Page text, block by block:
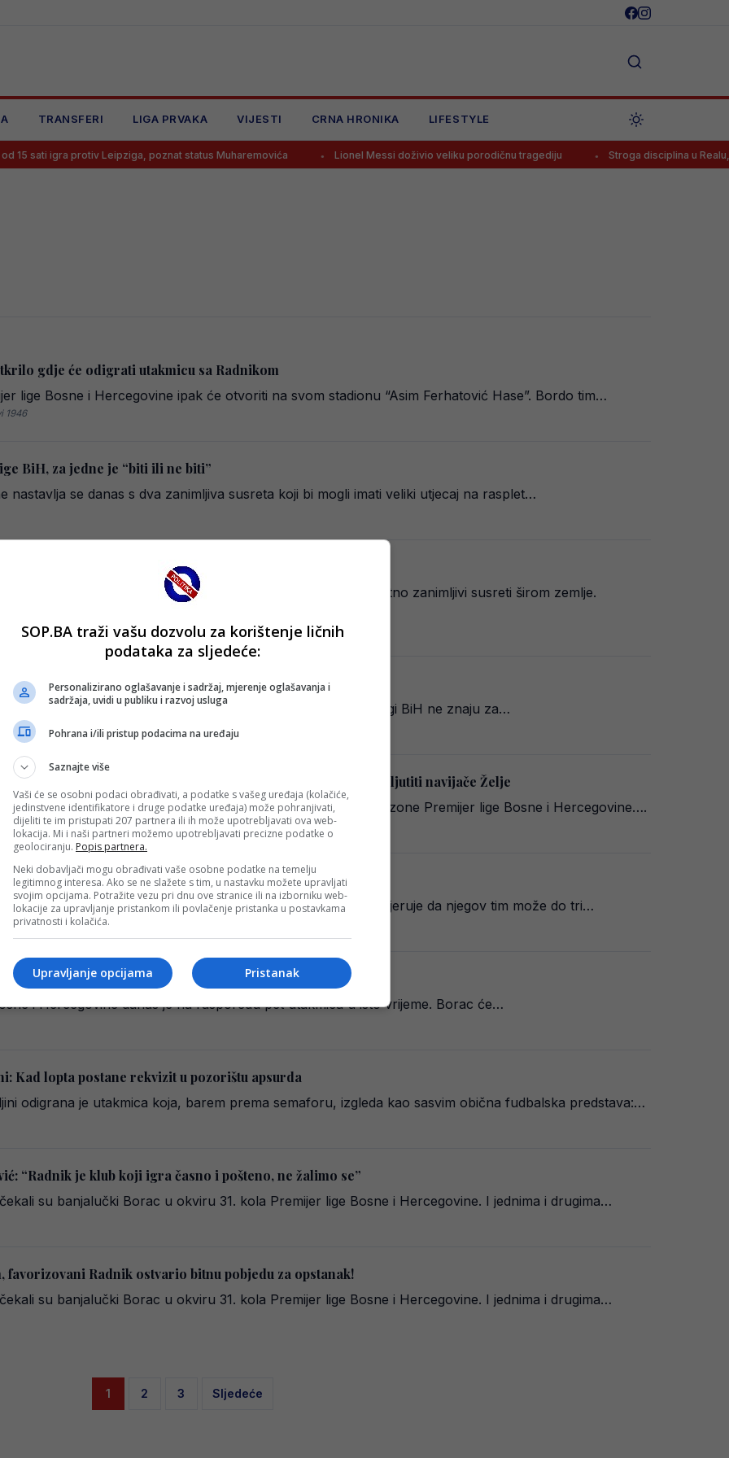
TRANSFERI LIGA PRVAKA VIJESTI CRNA HRONIKA LIFESTYLE
sati igra protiv Leipziga, poznat status Muharemovića Lionel Messi doživio veliku porodičnu tragediju Stroga disciplina u Realu,
gdje će odigrati utakmicu sa Radnikom
lige Bosne i Hercegovine ipak će otvoriti na svom stadionu “Asim Ferhatović Hase”. Bordo tim…
1946
BiH, za jedne je “biti ili ne biti”
nastavlja se danas s dva zanimljiva susreta koji bi mogli imati veliki utjecaj na rasplet…
BiH, veliki derbi u Banjaluci
lige Bosne i Hercegovine, a ljubitelje fudbala očekuju izuzetno zanimljivi susreti širom zemlje.
– Radnik će vas šokirati
sa nizom loših rezultata, te Plavi već sedam kola u Premijer ligi BiH ne znaju za…
zvižduke odmah u prvom kolu, odgovor će dodatno razljutiti navijače Želje
sa Radnikom iz Bijeljine rezultatom 1:1 u prvom kolu nove sezone Premijer lige Bosne i Hercegovine….
pred meč protiv Radnika
Zekić govorio je o narednom protivniku sa poštovanjem, ali vjeruje da njegov tim može do tri…
možemo saznati putnika u niži rang!
i Hercegovine danas je na rasporedu pet utakmica u isto vrijeme. Borac će…
Kad lopta postane rekvizit u pozorištu apsurda
odigrana je utakmica koja, barem prema semaforu, izgleda kao sasvim obična fudbalska predstava:…
“Radnik je klub koji igra časno i pošteno, ne žalimo se”
su banjalučki Borac u okviru 31. kola Premijer lige Bosne i Hercegovine. I jednima i drugima…
Radnik ostvario bitnu pobjedu za opstanak!
su banjalučki Borac u okviru 31. kola Premijer lige Bosne i Hercegovine. I jednima i drugima…
Posts
1 2 3 Sljedeće
SOP.BA traži vašu dozvolu za korištenje ličnih
podataka za sljedeće:
Personalizirano oglašavanje i sadržaj, mjerenje oglašavanja i
sadržaja, uvidi u publiku i razvoj usluga
Pohrana i/ili pristup podacima na uređaju
Saznajte više
Vaši će se osobni podaci obrađivati, a podatke s vašeg uređaja (kolačiće,
jedinstvene identifikatore i druge podatke uređaja) može pohranjivati,
dijeliti te im pristupati 207 partnera ili ih može upotrebljavati ova web-
lokacija. Mi i naši partneri možemo upotrebljavati precizne podatke o
geolociranju. Popis partnera.
Neki dobavljači mogu obrađivati vaše osobne podatke na temelju
legitimnog interesa. Ako se ne slažete s tim, u nastavku možete upravljati
svojim opcijama. Potražite vezu pri dnu ove stranice ili na izborniku web-
lokacije za upravljanje pristankom ili povlačenje pristanka u postavkama
privatnosti i kolačića.
Pristanak
Upravljanje opcijama